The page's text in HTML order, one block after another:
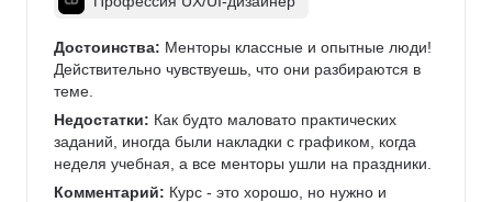
Достоинства: Менторы классные и опытные люди!
Действительно чувствуешь, что они разбираются в
теме.
Недостатки: Как будто маловато практических
заданий, иногда были накладки с графиком, когда
неделя учебная, а все менторы ушли на праздники.
Комментарий: Курс - это хорошо, но нужно и